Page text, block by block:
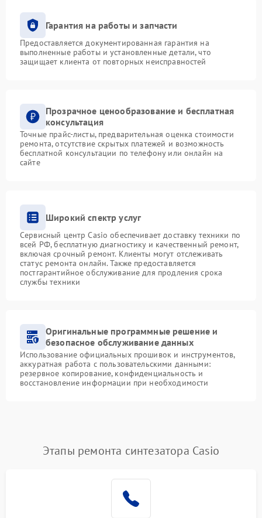
Гарантия на работы и запчасти
Предоставляется документированная гарантия на
выполненные работы и установленные детали, что
защищает клиента от повторных неисправностей
Прозрачное ценообразование и бесплатная
консультация
Точные прайс-листы, предварительная оценка стоимости
ремонта, отсутствие скрытых платежей и возможность
бесплатной консультации по телефону или онлайн на
сайте
Широкий спектр услуг
Сервисный центр Casio обеспечивает доставку техники по
всей РФ, бесплатную диагностику и качественный ремонт,
включая срочный ремонт. Клиенты могут отслеживать
статус ремонта онлайн. Также предоставляется
постгарантийное обслуживание для продления срока
службы техники
Оригинальные программные решение и
безопасное обслуживание данных
Использование официальных прошивок и инструментов,
аккуратная работа с пользовательскими данными:
резервное копирование, конфиденциальность и
восстановление информации при необходимости
Этапы ремонта синтезатора Casio